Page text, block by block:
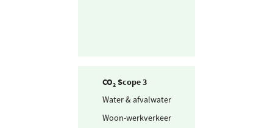
CO₂ Scope 3
Water & afvalwater
Woon-werkverkeer